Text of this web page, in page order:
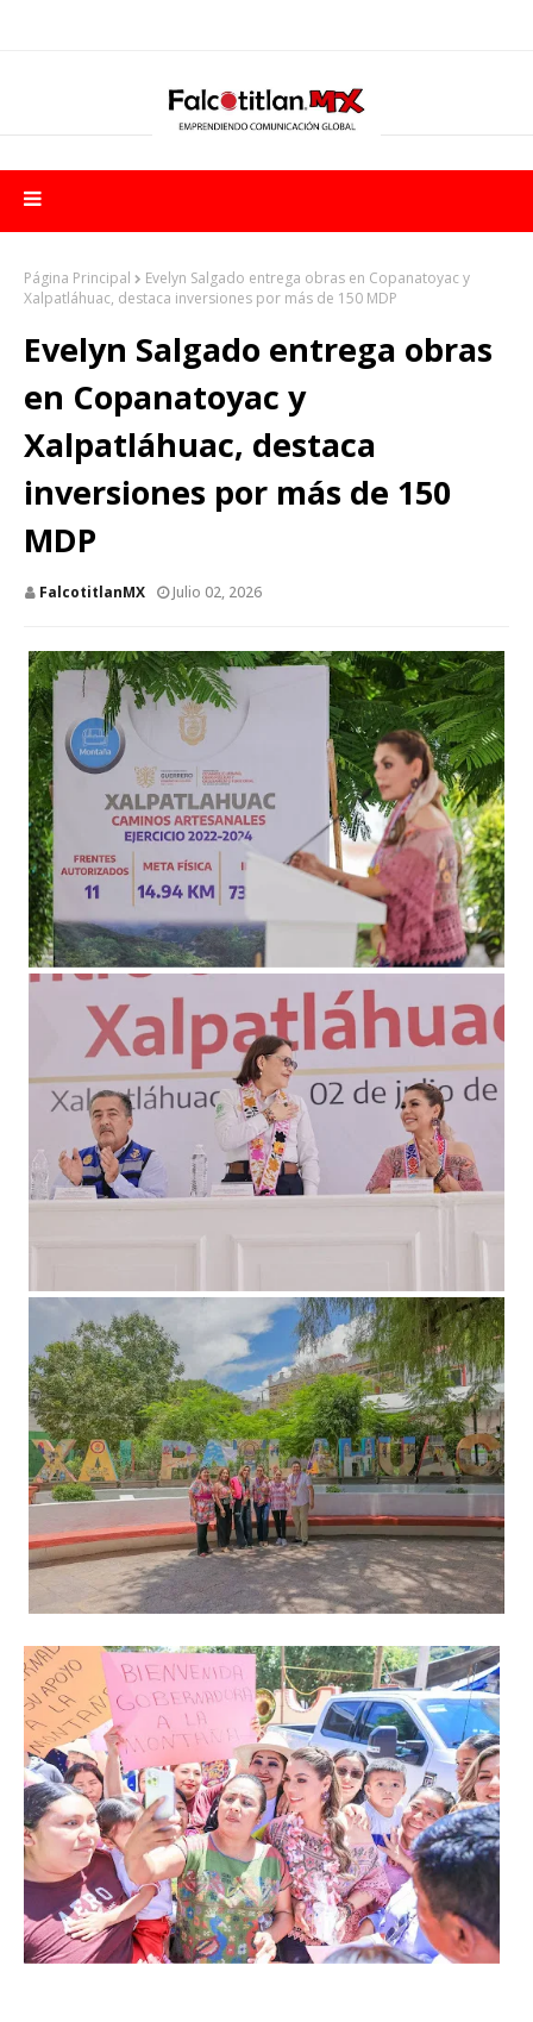
Página Principal
Evelyn Salgado entrega obras en Copanatoyac y
Xalpatláhuac, destaca inversiones por más de 150 MDP
Evelyn Salgado entrega obras
en Copanatoyac y
Xalpatláhuac, destaca
inversiones por más de 150
MDP
FalcotitlanMX Julio 02, 2026